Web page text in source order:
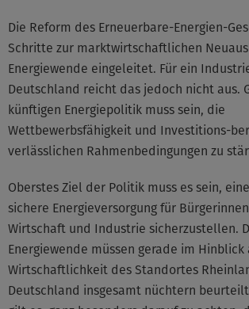
Die Reform des Erneuerbare-Energien-
Schritte zur marktwirtschaftlichen
Energiewende eingeleitet. Für ein
Deutschland reicht das jedoch nicht aus.
künftigen Energiepolitik muss sein, die
Wettbewerbsfähigkeit und Investitions-
verlässlichen Rahmenbedingungen zu
Oberstes Ziel der Politik muss es sein,
sichere Energieversorgung für
Wirtschaft und Industrie sicherzustellen.
Energiewende müssen gerade im Hinblick
Wirtschaftlichkeit des Standortes
Deutschland insgesamt nüchtern